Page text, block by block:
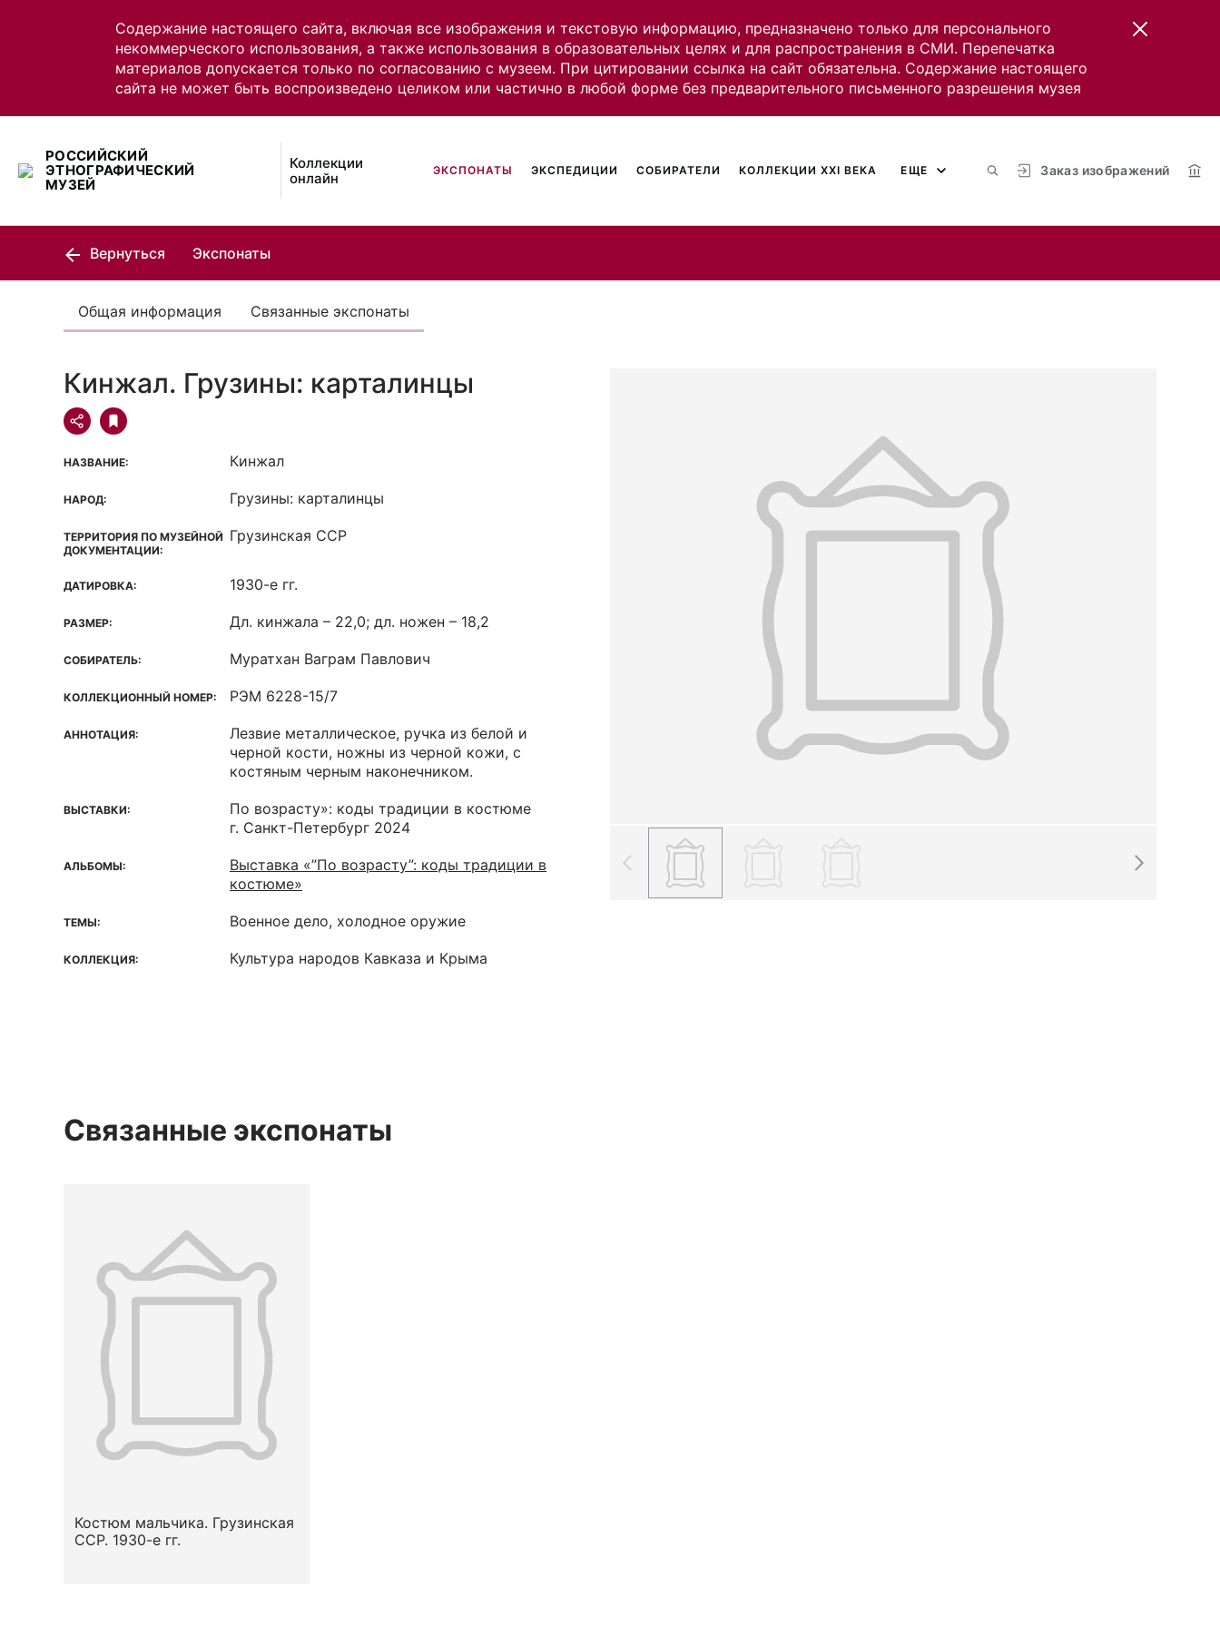
Содержание настоящего сайта, включая все изображения и текстовую информацию, предназначено только для персонального
некоммерческого использования, а также использования в образовательных целях и для распространения в СМИ. Перепечатка
материалов допускается только по согласованию с музеем. При цитировании ссылка на сайт обязательна. Содержание настоящего
сайта не может быть воспроизведено целиком или частично в любой форме без предварительного письменного разрешения музея
РОССИЙСКИЙ
ЭТНОГРАФИЧЕСКИЙ
МУЗЕЙ
Коллекции
онлайн
Заказ изображений
ЭКСПОНАТЫ ЭКСПЕДИЦИИ СОБИРАТЕЛИ КОЛЛЕКЦИИ XXI ВЕКА ЕЩЕ
Вернуться Экспонаты
Общая информация Связанные экспонаты
Кинжал. Грузины: карталинцы
НАЗВАНИЕ: Кинжал
НАРОД: Грузины: карталинцы
ТЕРРИТОРИЯ ПО МУЗЕЙНОЙ
ДОКУМЕНТАЦИИ:
Грузинская ССР
ДАТИРОВКА: 1930-е гг.
РАЗМЕР: Дл. кинжала – 22,0; дл. ножен – 18,2
СОБИРАТЕЛЬ: Муратхан Ваграм Павлович
КОЛЛЕКЦИОННЫЙ НОМЕР: РЭМ 6228-15/7
АННОТАЦИЯ:
Лезвие металлическое, ручка из белой и
черной кости, ножны из черной кожи, с
костяным черным наконечником.
ВЫСТАВКИ:
По возрасту»: коды традиции в костюме
г. Санкт-Петербург 2024
АЛЬБОМЫ:
Выставка «”По возрасту”: коды традиции в
костюме»
ТЕМЫ: Военное дело, холодное оружие
КОЛЛЕКЦИЯ: Культура народов Кавказа и Крыма
Связанные экспонаты
Костюм мальчика. Грузинская
ССР. 1930-е гг.